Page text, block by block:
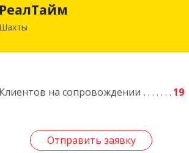
РеалТайм
Шахты
Клиентов на сопровождении 19
Отправить заявку
346504, Ростовская обл, Шахты г,
Отправить заявку